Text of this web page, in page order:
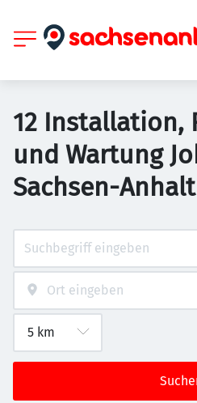
12 Installation,
und Wartung
Sachsen-Anhalt